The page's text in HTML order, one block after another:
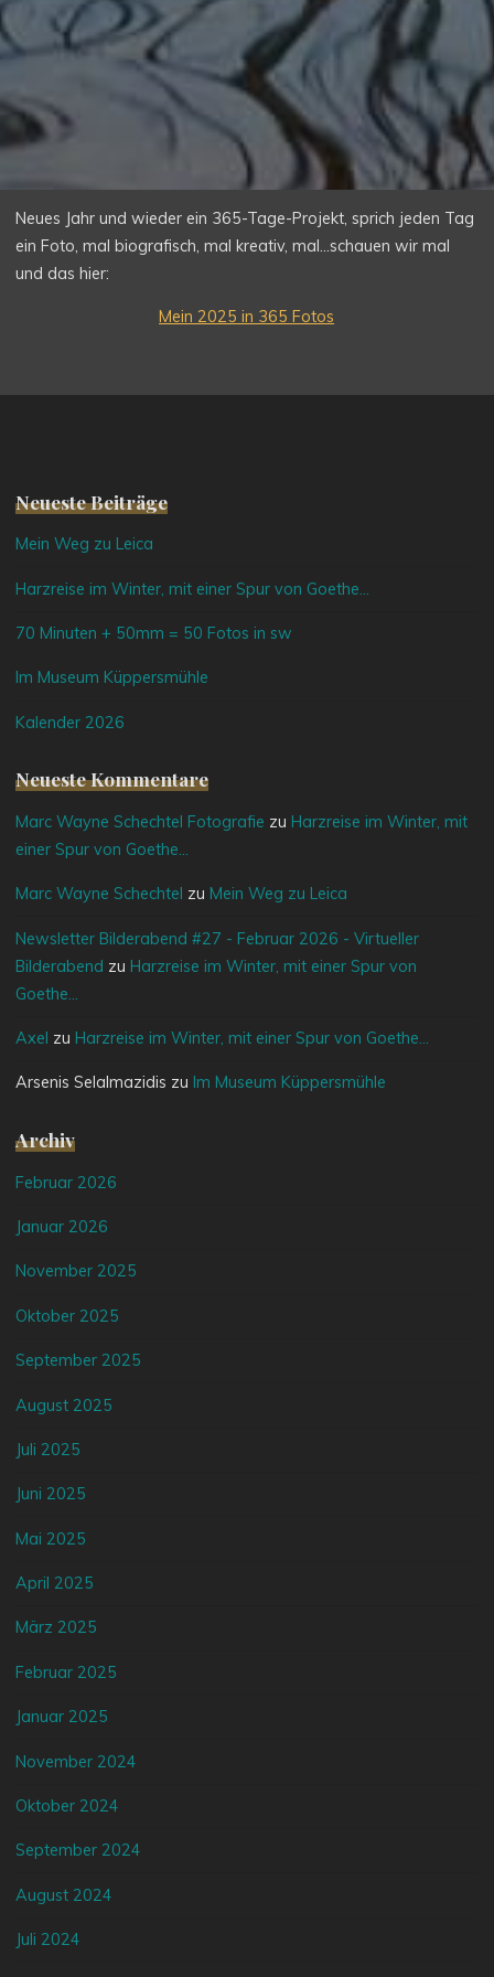
Neues Jahr und wieder ein 365-Tage-Projekt, sprich jeden Tag
ein Foto, mal biografisch, mal kreativ, mal…schauen wir mal
und das hier:
Mein 2025 in 365 Fotos
Neueste Beiträge
Mein Weg zu Leica
Harzreise im Winter, mit einer Spur von Goethe…
70 Minuten + 50mm = 50 Fotos in sw
Im Museum Küppersmühle
Kalender 2026
Neueste Kommentare
Marc Wayne Schechtel Fotografie zu Harzreise im Winter, mit
einer Spur von Goethe…
Marc Wayne Schechtel zu Mein Weg zu Leica
Newsletter Bilderabend #27 - Februar 2026 - Virtueller
Bilderabend zu Harzreise im Winter, mit einer Spur von
Goethe…
Axel zu Harzreise im Winter, mit einer Spur von Goethe…
Arsenis Selalmazidis zu Im Museum Küppersmühle
Archiv
Februar 2026
Januar 2026
November 2025
Oktober 2025
September 2025
August 2025
Juli 2025
Juni 2025
Mai 2025
April 2025
März 2025
Februar 2025
Januar 2025
November 2024
Oktober 2024
September 2024
August 2024
Juli 2024